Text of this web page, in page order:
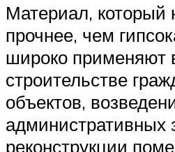
Материал, который
прочнее, чем
широко применяют
строительстве
объектов,
административных
реконструкции